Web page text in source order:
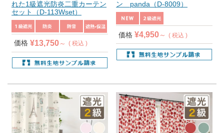
れた1級遮光防炎二重カーテン
セット（D-113Wset）
価格 ¥13,750 税込
ン panda（D-8009）
価格 ¥4,950 税込